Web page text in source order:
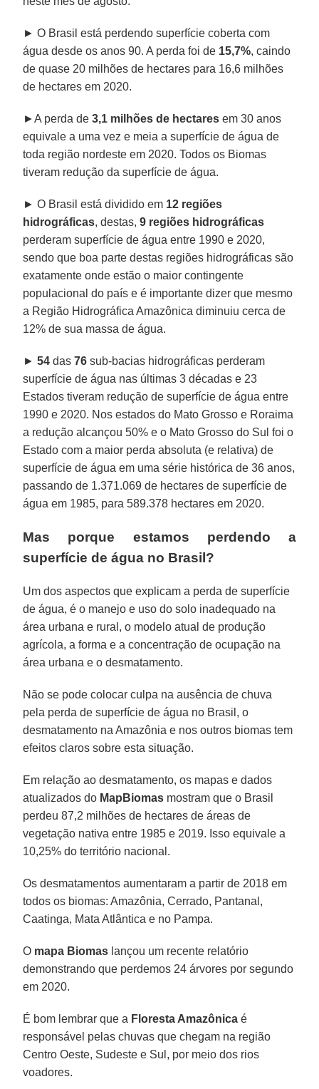
► O Brasil está perdendo superfície coberta com
água desde os anos 90. A perda foi de 15,7%, caindo
de quase 20 milhões de hectares para 16,6 milhões
de hectares em 2020.
►A perda de3,1 milhões de hectares em 30 anos
equivale a uma vez e meia a superfície de água de
toda região nordeste em 2020. Todos os Biomas
tiveram redução da superfície de água.
► O Brasil está dividido em 12 regiões
hidrográficas, destas, 9 regiões hidrográficas
perderam superfície de água entre 1990 e 2020,
sendo que boa parte destas regiões hidrográficas são
exatamente onde estão o maior contingente
populacional do país e é importante dizer que mesmo
a Região Hidrográfica Amazônica diminuiu cerca de
12% de sua massa de água.
►54 das76 sub-bacias hidrográficas perderam
superfície de água nas últimas 3 décadas e 23
Estados tiveram redução de superfície de água entre
1990 e 2020. Nos estados do Mato Grosso e Roraima
a redução alcançou 50% e o Mato Grosso do Sul foi o
Estado com a maior perda absoluta (e relativa) de
superfície de água em uma série histórica de 36 anos,
passando de 1.371.069 de hectares de superfície de
água em 1985, para 589.378 hectares em 2020.
Mas porque estamos perdendo a
superfície de água no Brasil?
Um dos aspectos que explicam a perda de superfície
de água, é o manejo e uso do solo inadequado na
área urbana e rural, o modelo atual de produção
agrícola, a forma e a concentração de ocupação na
área urbana e o desmatamento.
Não se pode colocar culpa na ausência de chuva
pela perda de superfície de água no Brasil, o
desmatamento na Amazônia e nos outros biomas tem
efeitos claros sobre esta situação.
Em relação ao desmatamento, os mapas e dados
atualizados do MapBiomas mostram que o Brasil
perdeu 87,2 milhões de hectares de áreas de
vegetação nativa entre 1985 e 2019. Isso equivale a
10,25% do território nacional.
Os desmatamentos aumentaram a partir de 2018 em
todos os biomas: Amazônia, Cerrado, Pantanal,
Caatinga, Mata Atlântica e no Pampa.
O mapa Biomas lançou um recente relatório
demonstrando que perdemos 24 árvores por segundo
em 2020.
É bom lembrar que a Floresta Amazônica é
responsável pelas chuvas que chegam na região
Centro Oeste, Sudeste e Sul, por meio dos rios
voadores.